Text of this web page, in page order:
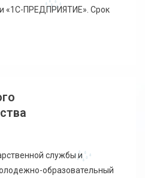
«1С-ПРЕДПРИЯТИЕ». Срок
службы и
образовательный